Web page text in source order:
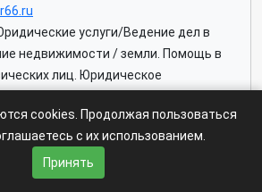
услуги/Ведение дел в
недвижимости / земли. Помощь в
лиц. Юридическое
cookies. Продолжая пользоваться
с их использованием.
Принять